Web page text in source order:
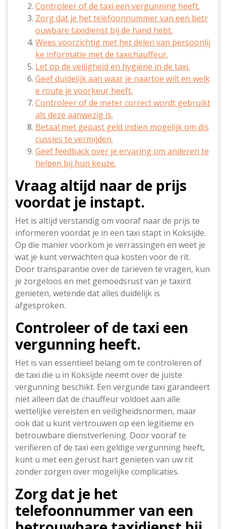
Controleer of de taxi een vergunning heeft.
Zorg dat je het telefoonnummer van een betr
ouwbare taxidienst bij de hand hebt.
Wees voorzichtig met het delen van persoonlij
ke informatie met de taxichauffeur.
Let op de veiligheid en hygiëne in de taxi.
Geef duidelijk aan waar je naartoe wilt en welk
e route je voorkeur heeft.
Controleer of de meter correct wordt gebruikt
als deze aanwezig is.
Betaal met gepast geld indien mogelijk om dis
cussies te vermijden.
Geef feedback over je ervaring om anderen te
helpen bij hun keuze.
Vraag altijd naar de prijs
voordat je instapt.
Het is altijd verstandig om vooraf naar de prijs te
informeren voordat je in een taxi stapt in Koksijde.
Op die manier voorkom je verrassingen en weet je
wat je kunt verwachten qua kosten voor de rit.
Door transparantie over de tarieven te vragen, kun
je zorgeloos en met gemoedsrust van je taxirit
genieten, wetende dat alles duidelijk is
afgesproken.
Controleer of de taxi een
vergunning heeft.
Het is van essentieel belang om te controleren of
de taxi die u in Koksijde neemt over de juiste
vergunning beschikt. Een vergunde taxi garandeert
niet alleen dat de chauffeur voldoet aan alle
wettelijke vereisten en veiligheidsnormen, maar
ook dat u kunt vertrouwen op een legitieme en
betrouwbare dienstverlening. Door vooraf te
verifiëren of de taxi een geldige vergunning heeft,
kunt u met een gerust hart genieten van uw rit
zonder zorgen over mogelijke complicaties.
Zorg dat je het
telefoonnummer van een